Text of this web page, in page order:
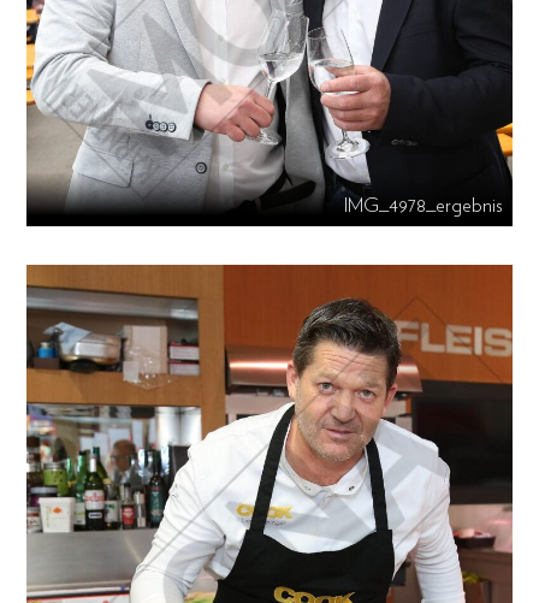
IMG_4978_ergebnis